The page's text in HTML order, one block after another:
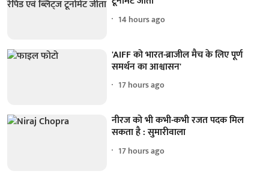
14 hours ago
'AIFF को भारत-ब्राजील मैच के लिए पूर्ण
समर्थन का आश्वासन'
17 hours ago
नीरज को भी कभी-कभी रजत पदक मिल
सकता है : सुमारीवाला
17 hours ago